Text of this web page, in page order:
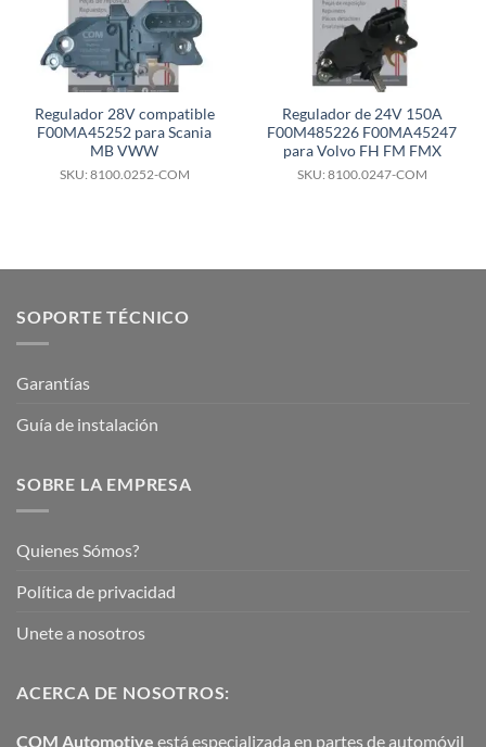
Regulador 28V compatible
F00MA45252 para Scania
MB VWW
SKU: 8100.0252-COM
Regulador de 24V 150A
F00M485226 F00MA45247
para Volvo FH FM FMX
SKU: 8100.0247-COM
SOPORTE TÉCNICO
Garantías
Guía de instalación
SOBRE LA EMPRESA
Quienes Sómos?
Política de privacidad
Unete a nosotros
ACERCA DE NOSOTROS:
COM Automotive está especializada en partes de automóvil